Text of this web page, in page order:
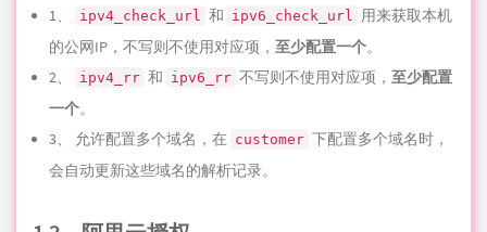
1、 ipv4_check_url 和 ipv6_check_url 用来获取本机
的公网IP，不写则不使用对应项， 至少配置一个。
2、
ipv4_rr 和 ipv6_rr 不写则不使用对应项， 至少配置
一个。
3、 允许配置多个域名，在 customer 下配置多个域名时，
会自动更新这些域名的解析记录。